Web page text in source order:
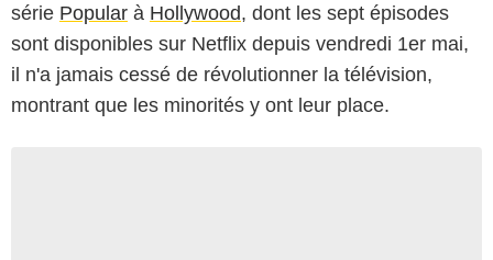
série Popular à Hollywood, dont les sept épisodes
sont disponibles sur Netflix depuis vendredi 1er mai,
il n'a jamais cessé de révolutionner la télévision,
montrant que les minorités y ont leur place.